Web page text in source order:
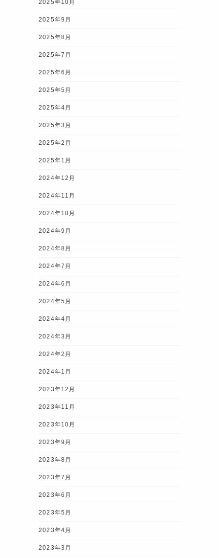
2025年10月
2025年9月
2025年8月
2025年7月
2025年6月
2025年5月
2025年4月
2025年3月
2025年2月
2025年1月
2024年12月
2024年11月
2024年10月
2024年9月
2024年8月
2024年7月
2024年6月
2024年5月
2024年4月
2024年3月
2024年2月
2024年1月
2023年12月
2023年11月
2023年10月
2023年9月
2023年8月
2023年7月
2023年6月
2023年5月
2023年4月
2023年3月